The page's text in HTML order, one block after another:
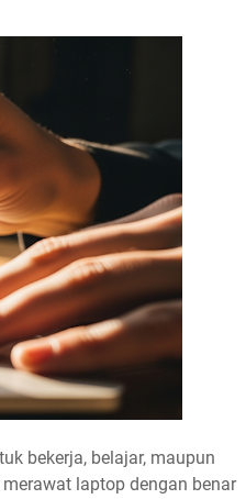
bekerja, belajar, maupun
laptop dengan benar